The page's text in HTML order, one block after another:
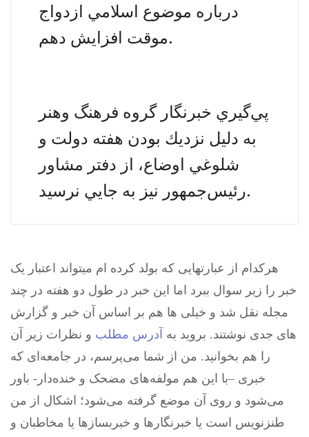
درباره موضوع اسلامي ازدواج
موقتافزايش دهم.
پي‌گيري خبرنگار گروه فرهنگ وهنر
به دليل نزديك بودن هفته دولت و
شلوغي اوضاع، از دفتر مشاور
رئيس‌جمهور نيز به جايي نرسيد.
هرکدام از عبارتهایی که بولد کرده ام میتواند اعتبار یک
خبر را زیر سوال ببرد اما این خبر در طول دو هفته در چند
مجله نقل شد و خیلی ها هم بر اساس آن خبر و گزارش
های جدی نوشتند. بروید به آدرس مطلب و نظرات زیر آن
را هم بخوانید. من از شما می‌پرسم، در جامعه‌ای که
خبری –با این هم مولفه‌های مضحک و خنده‌دار- باور
می‌شود و روی آن موضع گرفته می‌شود؛ اشکال از من
طنزنویس است یا خبرنگارها و خبربسازها یا مخاطبان و